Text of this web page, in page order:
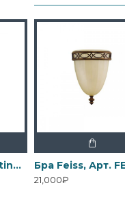
Бра Elstead Lighting, Арт. DL-COSMOS1
21,000₽